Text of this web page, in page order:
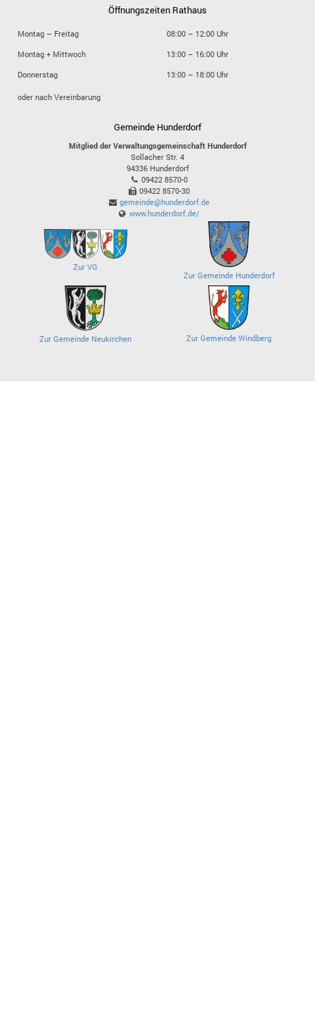
Öffnungszeiten Rathaus
Montag – Freitag
08:00 – 12:00 Uhr
Montag + Mittwoch
13:00 – 16:00 Uhr
Donnerstag
13:00 – 18:00 Uhr
oder nach Vereinbarung
Gemeinde Hunderdorf
Mitglied der Verwaltungsgemeinschaft Hunderdorf
Sollacher Str. 4
94336 Hunderdorf
09422 8570-0
09422 8570-30
gemeinde@hunderdorf.de
www.hunderdorf.de/
Zur VG
Zur Gemeinde Hunderdorf
Zur Gemeinde Neukirchen Zur Gemeinde Windberg